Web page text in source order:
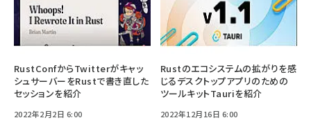
RustConfからTwitterがキャッ
シュサーバーをRustで書き直した
セッションを紹介
2022年2月2日 6:00
Rustのエコシステムの拡がりを感
じるデスクトップアプリのための
ツールキットTauriを紹介
2022年12月16日 6:00